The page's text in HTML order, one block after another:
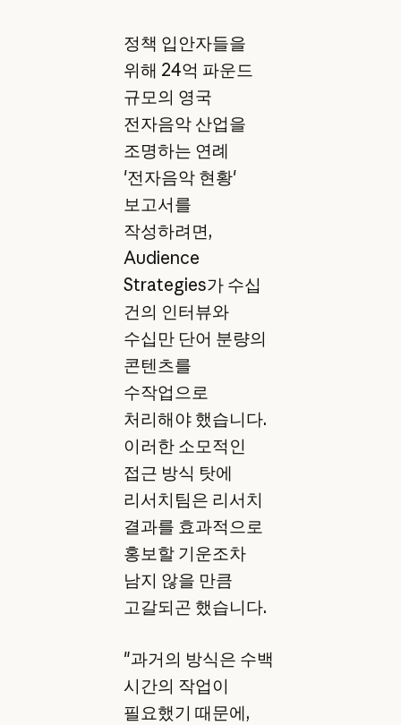
정책 입안자들을
위해 24억 파운드
규모의 영국
전자음악 산업을
조명하는 연례
'전자음악 현황'
보고서를
작성하려면,
Audience
Strategies가 수십
건의 인터뷰와
수십만 단어 분량의
콘텐츠를
수작업으로
처리해야 했습니다.
이러한 소모적인
접근 방식 탓에
리서치팀은 리서치
결과를 효과적으로
홍보할 기운조차
남지 않을 만큼
고갈되곤 했습니다.
"과거의 방식은 수백
시간의 작업이
필요했기 때문에,